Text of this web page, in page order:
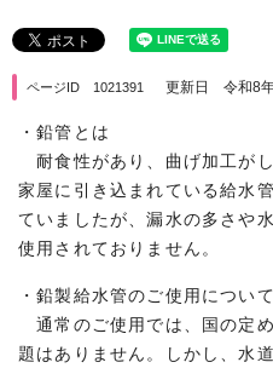
ページID 1021391 更新日 令和8
・鉛管とは
耐食性があり、曲げ加工が
家屋に引き込まれている給水
ていましたが、漏水の多さや
使用されておりません。
・鉛製給水管のご使用について
通常のご使用では、国の定
題はありません。しかし、水